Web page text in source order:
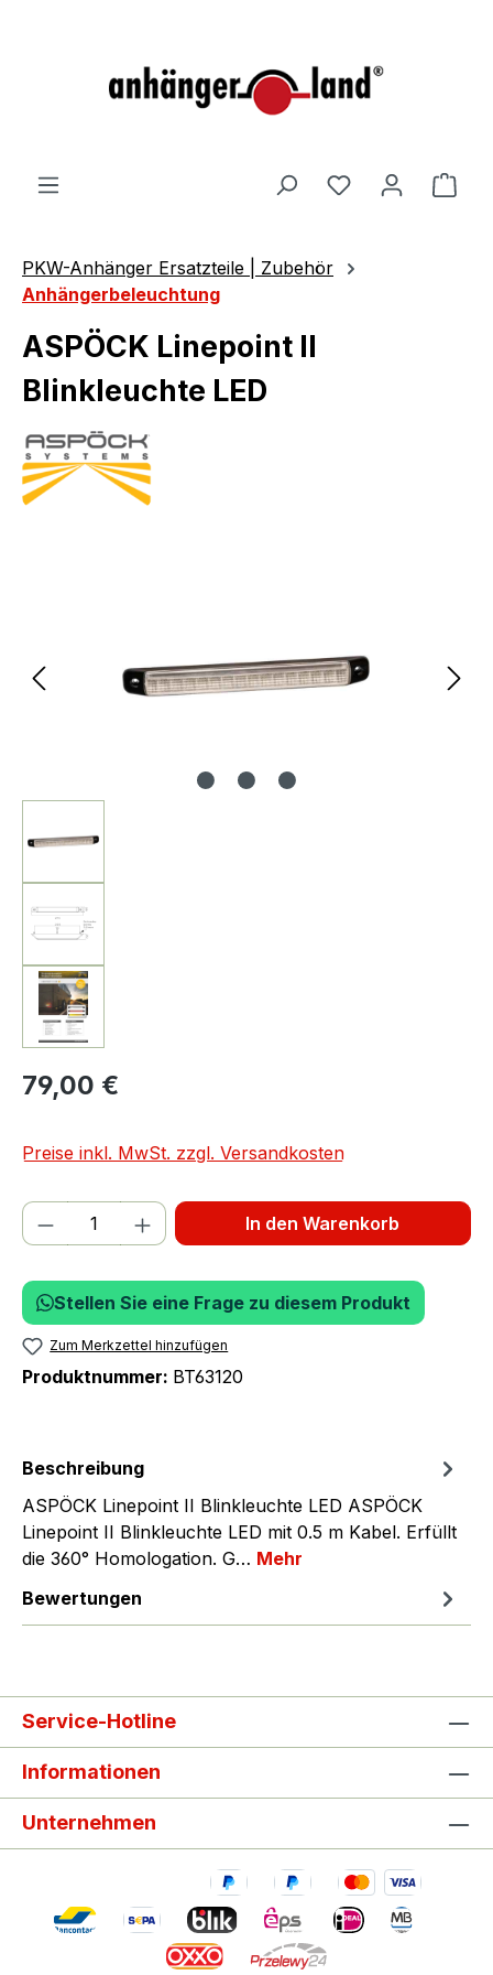
PKW-Anhänger Ersatzteile | Zubehör
Anhängerbeleuchtung
ASPÖCK Linepoint II
Blinkleuchte LED
79,00 €
Preise inkl. MwSt. zzgl. Versandkosten
Produkt Anzahl: Gib den gewünschten
In den Warenkorb
Stellen Sie eine Frage zu diesem Produkt
Zum Merkzettel hinzufügen
Produktnummer: BT63120
Beschreibung
ASPÖCK Linepoint II Blinkleuchte LED ASPÖCK
Linepoint II Blinkleuchte LED mit 0.5 m Kabel. Erfüllt
die 360° Homologation. G… Mehr
Bewertungen
Service-Hotline
Informationen
Unternehmen